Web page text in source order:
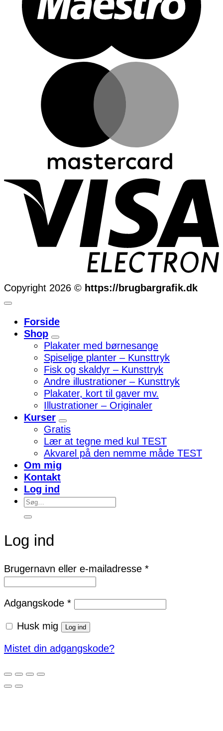
Copyright 2026 © https://brugbargrafik.dk
Forside
Shop
Plakater med børnesange
Spiselige planter – Kunsttryk
Fisk og skaldyr – Kunsttryk
Andre illustrationer – Kunsttryk
Plakater, kort til gaver mv.
Illustrationer – Originaler
Kurser
Gratis
Lær at tegne med kul TEST
Akvarel på den nemme måde TEST
Om mig
Kontakt
Log ind
Søg
Log ind
Brugernavn eller e-mailadresse *Påkrævet
Adgangskode *Påkrævet
Husk mig Log ind
Mistet din adgangskode?